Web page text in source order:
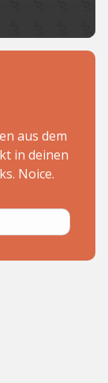
aus dem
in deinen
Noice.